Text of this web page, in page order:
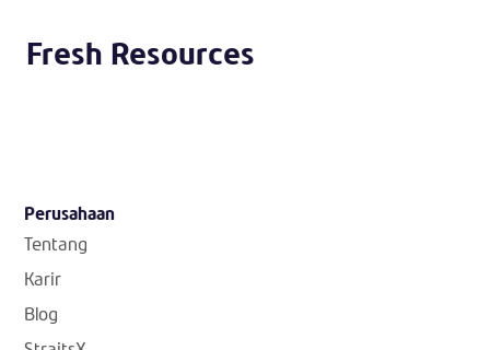
Fresh Resources
Perusahaan
Tentang
Karir
Blog